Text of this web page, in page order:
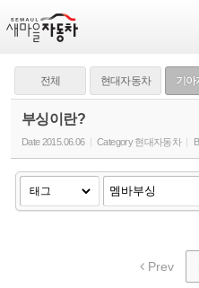
전체 현대자동차 기아
부싱이란?
Date2015.06.06 Category 현대자동차
Prev
Sketchbook5,
Sketchbook5,